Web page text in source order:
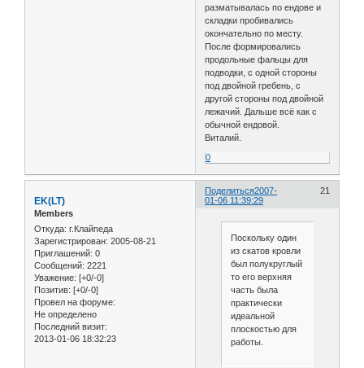
разматывалась по ендове и
складки пробивались
окончательно по месту.
После формировались
продольные фальцы для
подводки, с одной стороны
под двойной гребень, с
другой стороны под двойной
лежачий. Дальше всё как с
обычной ендовой.
Виталий.
0
Поделиться 21
2007-
01-06 11:39:29
EK(LT)
Members
Откуда: г.Клайпеда
Зарегистрирован: 2005-08-21
Приглашений: 0
Сообщений: 2221
Уважение: [+0/-0]
Позитив: [+0/-0]
Провел на форуме:
Не определено
Последний визит:
2013-01-06 18:32:23
Поскольку один
из скатов кровли
был полукруглый
то его верхняя
часть была
практически
идеальной
плоскостью для
работы.